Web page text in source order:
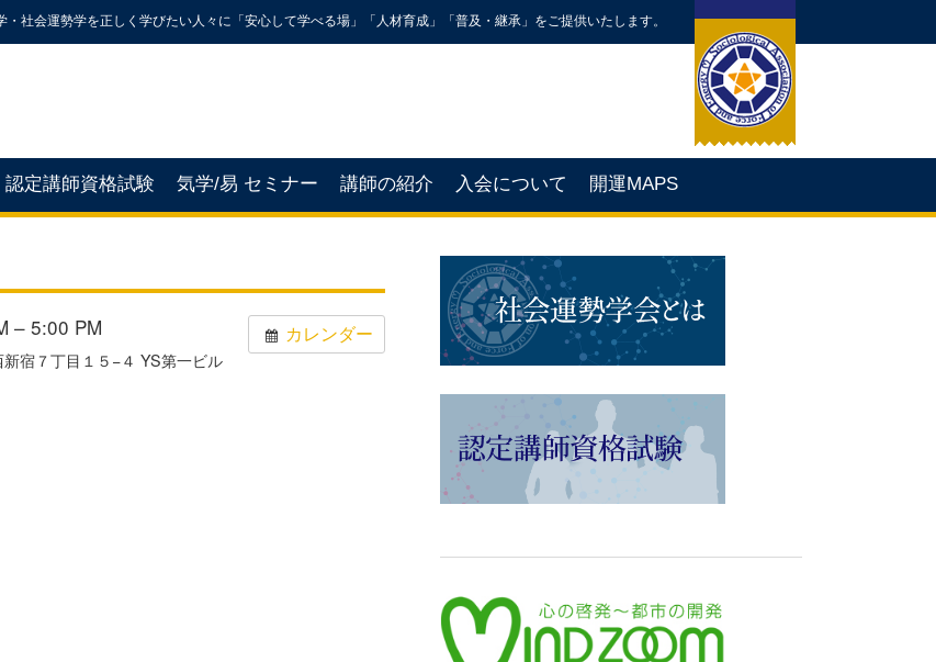
・社会運勢学を正しく学びたい人々に「安心して学べる場」「人材育成」「普及・継承」をご提供いたします。
認定講師資格試験 気学/易 セミナー 講師の紹介 入会について 開運MAPS
カレンダー
– 5:00 PM
宿７丁目１５−４ YS第一ビル